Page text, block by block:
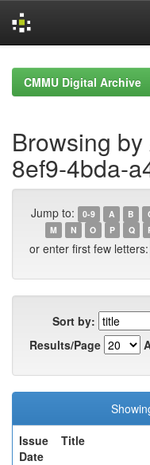
navigationCMMU Digital Archive
Browsing
8ef9-4bda-
Jump to: 0-9 A B
M
N O P Q
or enter first few letters:
Sort by:
Results/Page
Issue
Date
Title